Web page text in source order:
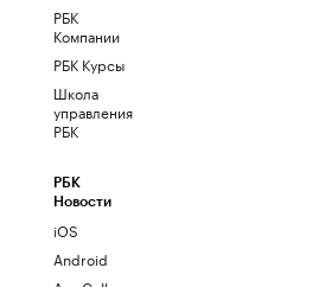
РБК
Компании
РБК Курсы
Школа
управления
РБК
РБК
Новости
iOS
Android